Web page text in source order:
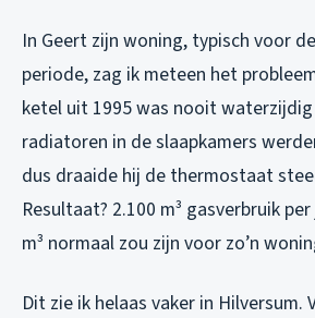
In Geert zijn woning, typisch voor
periode, zag ik meteen het
ketel uit 1995 was nooit
radiatoren in de slaapkamers
dus draaide hij de thermostaat
Resultaat? 2.100 m³ gasverbruik
m³ normaal zou zijn voor zo’n
Dit zie ik helaas vaker in Hilversum.